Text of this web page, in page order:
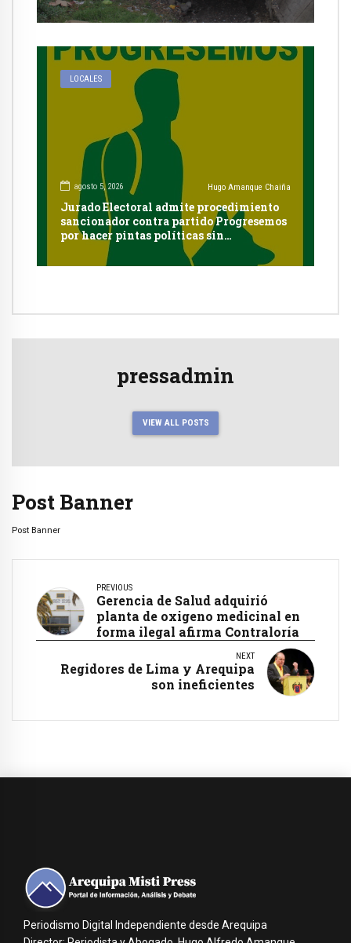
LOCALES
agosto 5, 2026 Hugo Amanque Chaiña
Jurado Electoral admite procedimiento
sancionador contra partido Progresemos
por hacer pintas políticas sin
autorización en Cayma
pressadmin
VIEW ALL POSTS
Post Banner
Post Banner
PREVIOUS
Gerencia de Salud adquirió
planta de oxigeno medicinal en
forma ilegal afirma Contraloría
NEXT
Regidores de Lima y Arequipa
son ineficientes
Periodismo Digital Independiente desde Arequipa